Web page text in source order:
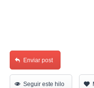
Enviar post
Seguir este hilo